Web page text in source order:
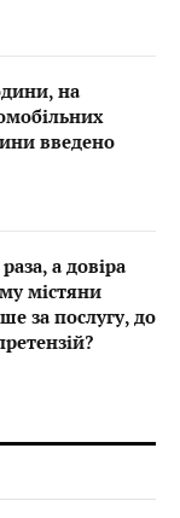
на
введено
а довіра
містяни
за послугу, до